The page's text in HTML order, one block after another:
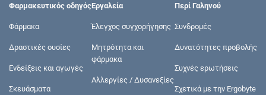
Φαρμακευτικός οδηγός
Φάρμακα
Δραστικές ουσίες
Ενδείξεις και αγωγές
Σκευάσματα
Εργαλεία
Έλεγχος συγχορήγησης
Μητρότητα και
φάρμακα
Αλλεργίες / Δυσανεξίες
Περί Γαληνού
Συνδρομές
Δυνατότητες προβολής
Συχνές ερωτήσεις
Σχετικά με την Ergobyte